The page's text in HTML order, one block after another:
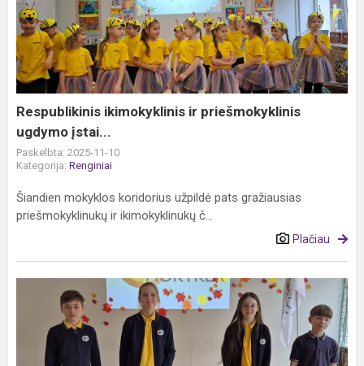
ir
priešmokyklinis
ugdymo
įstai...
Respublikinis ikimokyklinis ir priešmokyklinis
ugdymo įstai...
Paskelbta: 2025-11-10
Kategorija: Renginiai
Šiandien mokyklos koridorius užpildė pats gražiausias
priešmokyklinukų ir ikimokyklinukų č...
Plačiau